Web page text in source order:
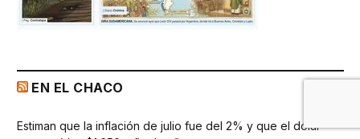
EN EL CHACO
Estiman que la inflación de julio fue del 2% y que el dólar